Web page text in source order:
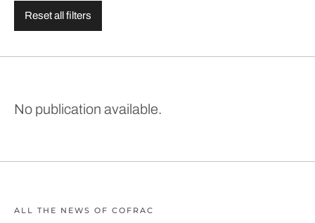
Reset all filters
No publication available.
ALL THE NEWS OF COFRAC